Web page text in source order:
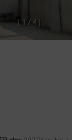
[ 1 / 4 ]